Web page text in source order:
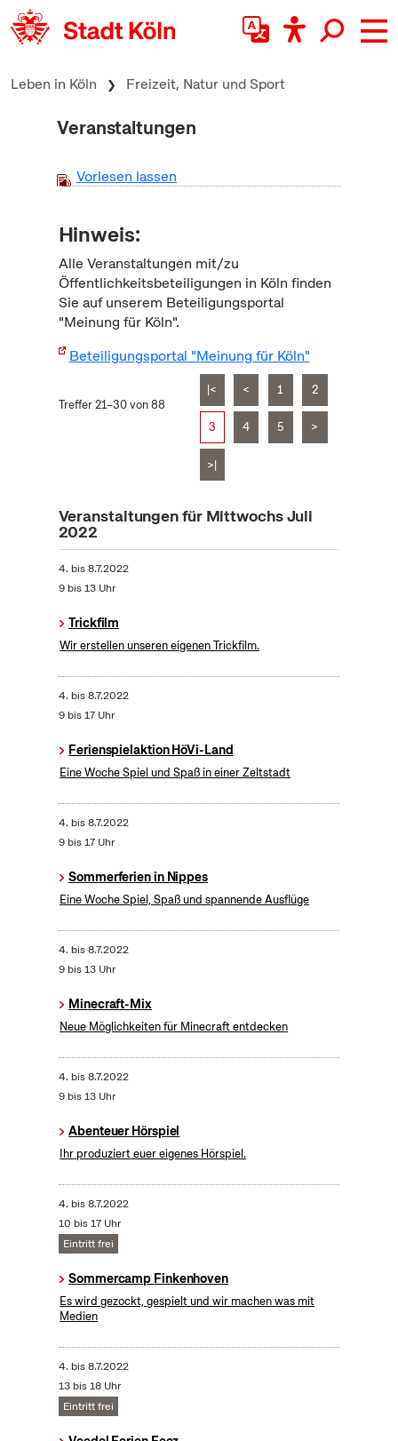
zum Inhalt springen
Leben in Köln Freizeit, Natur und Sport
Veranstaltungen
Vorlesen lassen
Hinweis:
Alle Veranstaltungen mit/zu
Öffentlichkeitsbeteiligungen in Köln finden
Sie auf unserem Beteiligungsportal
"Meinung für Köln".
Beteiligungsportal "Meinung für Köln"
Treffer 21–30 von 88
|< < 1 2
3 4 5 >
>|
Veranstaltungen für Mittwochs Juli
2022
4. bis8.7.2022
9 bis 13 Uhr
Trickfilm
Wir erstellen unseren eigenen Trickfilm.
4. bis8.7.2022
9 bis 17 Uhr
Ferienspielaktion HöVi-Land
Eine Woche Spiel und Spaß in einer Zeltstadt
4. bis8.7.2022
9 bis 17 Uhr
Sommerferien in Nippes
Eine Woche Spiel, Spaß und spannende Ausflüge
4. bis8.7.2022
9 bis 13 Uhr
Minecraft-Mix
Neue Möglichkeiten für Minecraft entdecken
4. bis8.7.2022
9 bis 13 Uhr
Abenteuer Hörspiel
Ihr produziert euer eigenes Hörspiel.
4. bis8.7.2022
10 bis 17 Uhr
Eintritt frei
Sommercamp Finkenhoven
Es wird gezockt, gespielt und wir machen was mit
Medien
4. bis8.7.2022
13 bis 18 Uhr
Eintritt frei